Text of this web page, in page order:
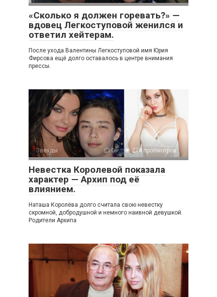
«Сколько я должен горевать?» —
вдовец Легкоступовой женился и
ответил хейтерам.
После ухода Валентины Легкоступовой имя Юрия
Фирсова ещё долго оставалось в центре внимания
прессы.
Звезды 0 274 просмотров
Невестка Королевой показала
характер — Архип под её
влиянием.
Наташа Королёва долго считала свою невестку
скромной, добродушной и немного наивной девушкой.
Родители Архипа